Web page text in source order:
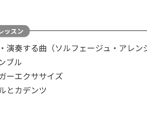
ッスン
演奏する曲（ソルフェージュ・アレン
ブル
ーエクササイズ
とカデンツ